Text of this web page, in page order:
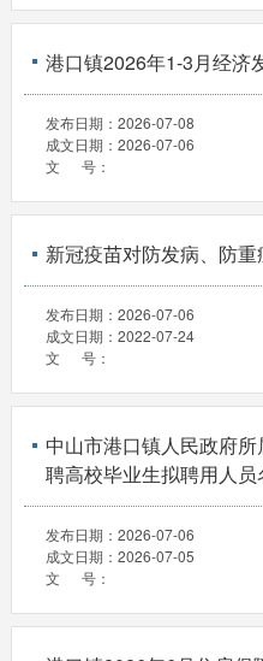
港口镇2026年1-3月经济
发布日期： 2026-07-08
成文日期： 2026-07-06
文 号：
新冠疫苗对防发病、防
发布日期： 2026-07-06
成文日期： 2022-07-24
文 号：
中山市港口镇人民政府
聘高校毕业生拟聘用人员
发布日期： 2026-07-06
成文日期： 2026-07-05
文 号：